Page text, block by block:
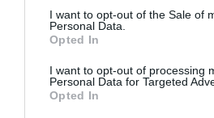
consent section.
I want to opt-out of the Sale of
Personal Data.
Opted In
I want to opt-out of processing
Personal Data for Targeted
Opted In